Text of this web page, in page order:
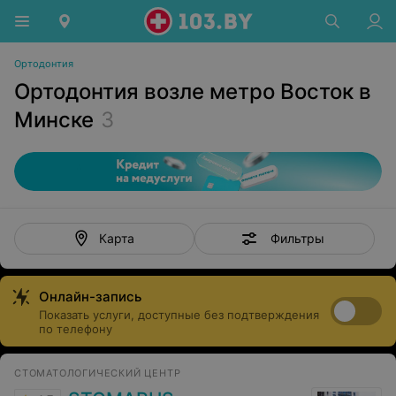
Ортодонтия
Ортодонтия возле метро Восток в
Минске 3
Карта Фильтры
Онлайн-запись
Показать услуги, доступные без подтверждения
по телефону
СТОМАТОЛОГИЧЕСКИЙ ЦЕНТР